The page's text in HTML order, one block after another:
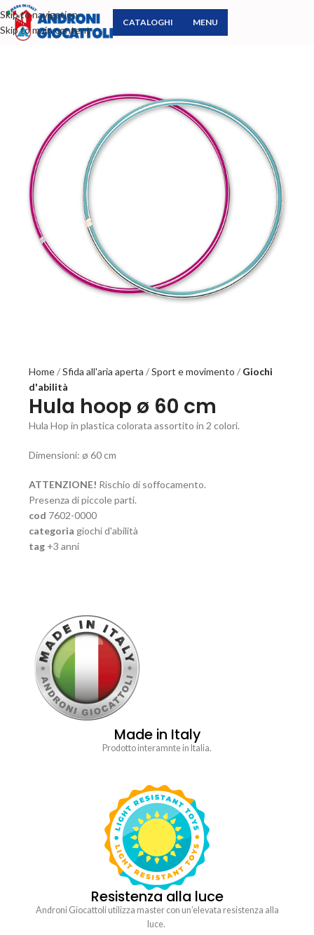
Skip to navigation
Skip to main content
CATALOGHI MENU
Home Sfida all'aria aperta Sport e movimento Giochi
d'abilità
Hula hoop ø 60 cm
Hula Hop in plastica colorata assortito in 2 colori.
Dimensioni: ø 60 cm
ATTENZIONE! Rischio di soffocamento.
Presenza di piccole parti.
cod 7602-0000
categoria giochi d'abilità
tag +3 anni
Made in Italy
Prodotto interamnte in Italia.
Resistenza alla luce
Androni Giocattoli utilizza master con un’elevata resistenza alla
luce.